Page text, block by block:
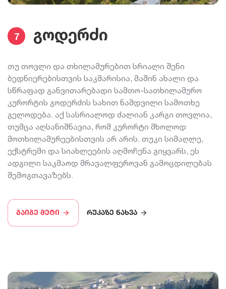
7 გოდერძი
თუ თოვლი და თხილამურებით სრიალი შენი
ბედნიერებისთვის საკმარისია, მაშინ ახალი და
სწრაფად განვითარებადი სამთო-სათხილამურო
კურორტის გოდერძის სახით ნამდვილი სამოთხე
გელოდება. აქ სასრიალოდ ძალიან კარგი თოვლია,
თუმცა აღსანიშნავია, რომ კურორტი მხოლოდ
მოთხილამურეებისთვის არ არის. თუკი სიმაღლე,
ექსტრემი და სიახლეების აღმოჩენა გიყვარს, ეს
ადგილი საკმაოდ მრავალფეროვან გამოცდილებას
შემოგთავაზებს.
გაიგე მეტი რუკაზე ნახვა